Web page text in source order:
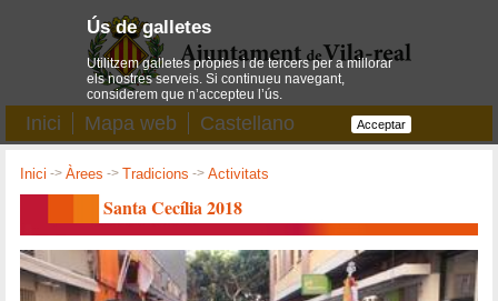
Inici Mapa web Castellano
Inici ->Àrees ->Tradicions ->Activitats
Santa Cecília 2018
Ús de galletes
Utilitzem galletes pròpies i de tercers per a millorar
els nostres serveis. Si continueu navegant,
considerem que n’accepteu l’ús.
Acceptar